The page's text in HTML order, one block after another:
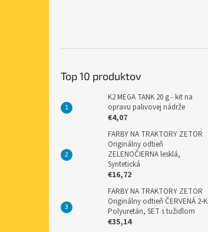
Top 10 produktov
K2 MEGA TANK 20 g - kit na
opravu palivovej nádrže
€4,07
FARBY NA TRAKTORY ZETOR
Originálny odtieň
ZELENOČIERNA lesklá,
Syntetická
€16,72
FARBY NA TRAKTORY ZETOR
Originálny odtieň ČERVENÁ 2-K
Polyuretán, SET s tužidlom
€35,14